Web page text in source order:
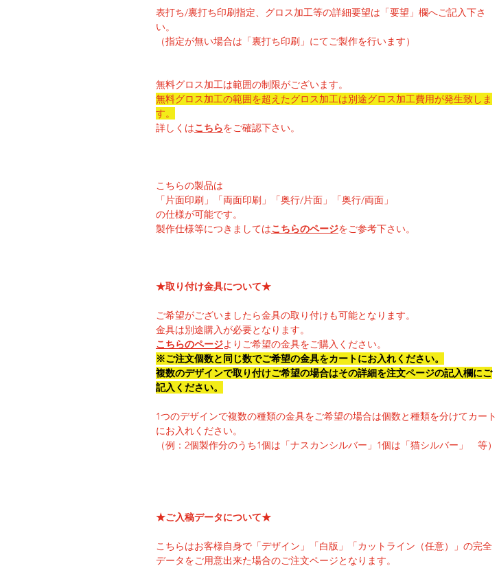
表打ち/裏打ち印刷指定、グロス加工等の詳細要望は「要望」欄へご記入下さ
い。
（指定が無い場合は「裏打ち印刷」にてご製作を行います）
無料グロス加工は範囲の制限がございます。
無料グロス加工の範囲を超えたグロス加工は別途グロス加工費用が発生致しま
す。
詳しくはこちらをご確認下さい。
こちらの製品は
「片面印刷」「両面印刷」「奥行/片面」「奥行/両面」
の仕様が可能です。
製作仕様等につきましてはこちらのページをご参考下さい。
★取り付け金具について★
ご希望がございましたら金具の取り付けも可能となります。
金具は別途購入が必要となります。
こちらのページよりご希望の金具をご購入ください。
※ご注文個数と同じ数でご希望の金具をカートにお入れください。
複数のデザインで取り付けご希望の場合はその詳細を注文ページの記入欄にご
記入ください。
1つのデザインで複数の種類の金具をご希望の場合は個数と種類を分けてカート
にお入れください。
（例：2個製作分のうち1個は「ナスカンシルバー」1個は「猫シルバー」 等）
★ご入稿データについて★
こちらはお客様自身で「デザイン」「白版」「カットライン（任意）」の完全
データをご用意出来た場合のご注文ページとなります。